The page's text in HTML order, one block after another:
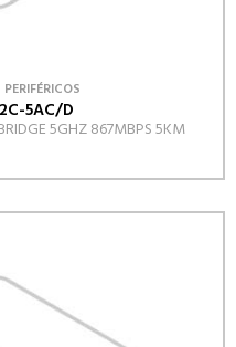
PERIFÉRICOS
5AC/D
5GHZ 867MBPS 5KM